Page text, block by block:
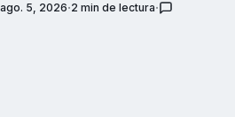
ago. 5, 2026 2 min de lectura